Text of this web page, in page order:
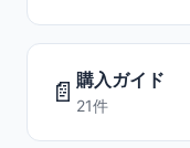
📄 購入ガイド
21件